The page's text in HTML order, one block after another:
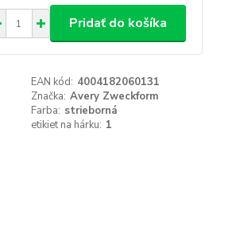
Pridať do košíka
EAN kód: 4004182060131
Značka: Avery Zweckform
Farba: strieborná
etikiet na hárku: 1